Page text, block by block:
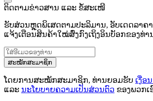
ຕິດຕາມຂ່າວສານ ແລະ ຂໍ້ສະເໜີ
ຮັບສ່ວນຫຼຸດພິເສດຕາມປະລິມານ, ອັບເດດລາຄ
ແຈ້ງເຕືອນສິນຄ້າໃໝ່ສົ່ງກົງເຖິງອິນບັອກຂອງທ່າ
ສະໝັກສະມາຊິກ
ໂດຍການສະໝັກສະມາຊິກ, ທ່ານຍອມຮັບ ເງື່ອ
ແລະ ນະໂຍບາຍຄວາມເປັນສ່ວນຕົວ ຂອງພວກເ